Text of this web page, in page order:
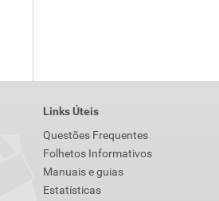
Links Úteis
Questões Frequentes
Folhetos Informativos
Manuais e guias
Estatísticas